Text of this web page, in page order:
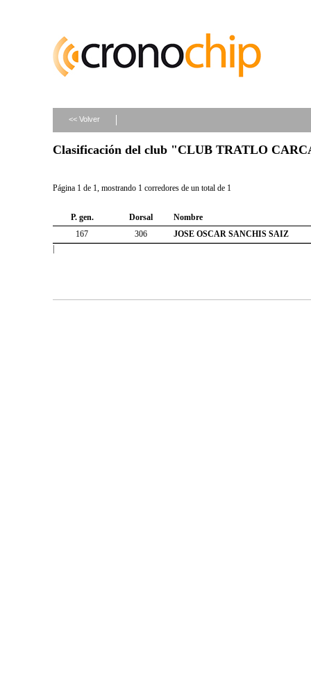
<< Volver
Clasificación del club "CLUB TRATLO
Página 1 de 1, mostrando 1 corredores de un total de 1
P. gen. Dorsal
Nombre
167
306
JOSE OSCAR SANCHIS SAIZ
|